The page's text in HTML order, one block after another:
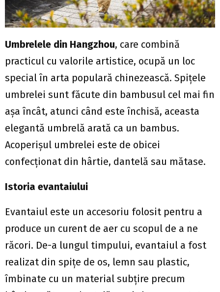
Umbrelele din Hangzhou, care combină
practicul cu valorile artistice, ocupă un loc
special în arta populară chinezească. Spițele
umbrelei sunt făcute din bambusul cel mai fin
așa încât, atunci când este închisă, aceasta
elegantă umbrelă arată ca un bambus.
Acoperișul umbrelei este de obicei
confecționat din hârtie, dantelă sau mătase.
Istoria evantaiului
Evantaiul este un accesoriu folosit pentru a
produce un curent de aer cu scopul de a ne
răcori. De-a lungul timpului, evantaiul a fost
realizat din spițe de os, lemn sau plastic,
îmbinate cu un material subțire precum